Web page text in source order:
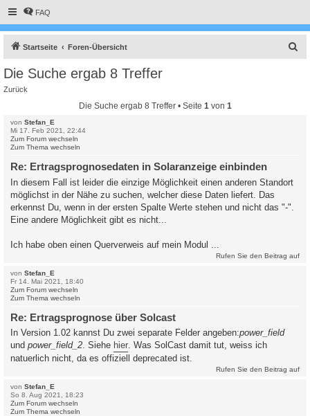
FAQ
Startseite Foren-Übersicht
Die Suche ergab 8 Treffer
Zurück
Die Suche ergab 8 Treffer • Seite 1von 1
von Stefan_E
Mi 17. Feb 2021, 22:44
Zum Forum wechseln
Zum Thema wechseln
Re: Ertragsprognosedaten in Solaranzeige einbinden
In diesem Fall ist leider die einzige Möglichkeit einen anderen Standort
möglichst in der Nähe zu suchen, welcher diese Daten liefert. Das
erkennst Du, wenn in der ersten Spalte Werte stehen und nicht das "-".
Eine andere Möglichkeit gibt es nicht...
Ich habe oben einen Querverweis auf mein Modul ...
Rufen Sie den Beitrag auf
von Stefan_E
Fr 14. Mai 2021, 18:40
Zum Forum wechseln
Zum Thema wechseln
Re: Ertragsprognose über Solcast
In Version 1.02 kannst Du zwei separate Felder angeben:power_field
und power_field_2. Siehe hier. Was SolCast damit tut, weiss ich
natuerlich nicht, da es offiziell deprecated ist.
Rufen Sie den Beitrag auf
von Stefan_E
So 8. Aug 2021, 18:23
Zum Forum wechseln
Zum Thema wechseln